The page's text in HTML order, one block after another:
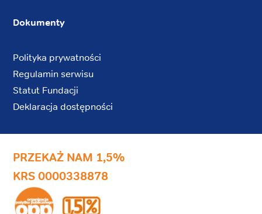
Dokumenty
Polityka prywatności
Regulamin serwisu
Statut Fundacji
Deklaracja dostępności
PRZEKAŻ NAM 1,5%
KRS 0000338878